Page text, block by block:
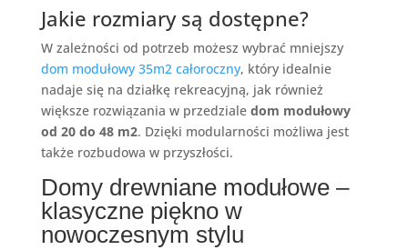
Jakie rozmiary są dostępne?
W zależności od potrzeb możesz wybrać mniejszy
dom modułowy 35m2 całoroczny, który idealnie
nadaje się na działkę rekreacyjną, jak również
większe rozwiązania w przedziale dom modułowy
od 20 do 48 m2. Dzięki modularności możliwa jest
także rozbudowa w przyszłości.
Domy drewniane modułowe –
klasyczne piękno w
nowoczesnym stylu